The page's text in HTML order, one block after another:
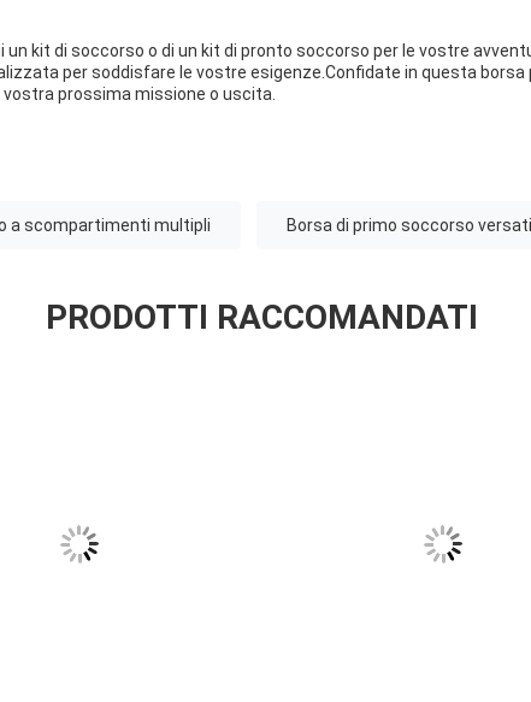
un kit di soccorso o di un kit di pronto soccorso per le vostre
per soddisfare le vostre esigenze.Confidate in questa borsa
prossima missione o uscita.
a scompartimenti multipli Borsa di primo soccorso
PRODOTTI RACCOMANDATI